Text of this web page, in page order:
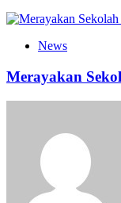
News
Merayakan